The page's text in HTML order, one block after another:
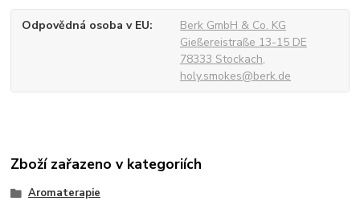
Odpovědná osoba v EU
Berk GmbH & Co. KG
Gießereistraße 13-15 DE
78333 Stockach,
holy.smokes@berk.de
Zboží zařazeno v kategoriích
Aromaterapie